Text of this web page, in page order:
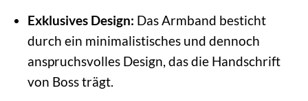
Exklusives Design: Das Armband besticht
durch ein minimalistisches und dennoch
anspruchsvolles Design, das die Handschrift
von Boss trägt.